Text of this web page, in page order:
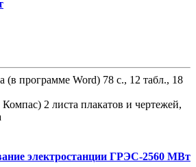
(в программе Word) 78 с., 12 табл., 18
2 листа плакатов и чертежей,
электростанции ГРЭС-2560 МВт